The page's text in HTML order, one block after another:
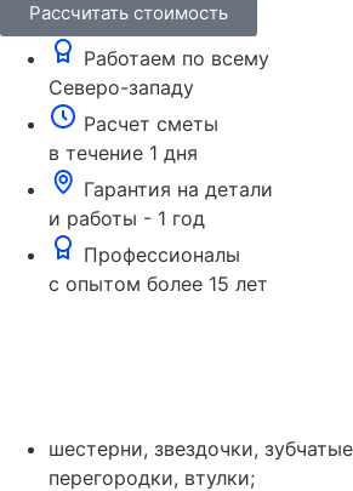
Рассчитать стоимость
Работаем по всему
Северо-западу
Расчет сметы
в течение 1 дня
Гарантия на детали
и работы - 1 год
Профессионалы
с опытом более 15 лет
шестерни, звездочки,
перегородки, втулки;